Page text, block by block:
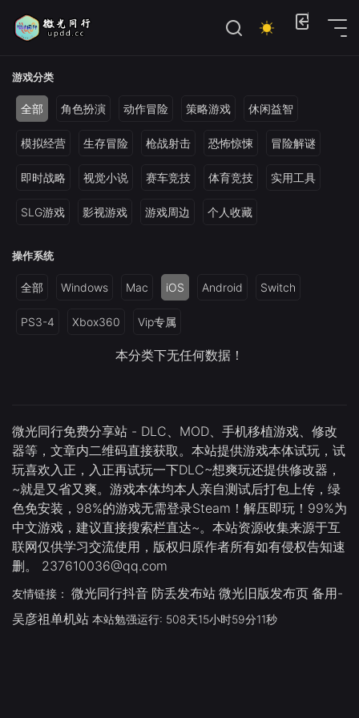
游戏分类
全部 角色扮演 动作冒险 策略游戏 休闲益智
模拟经营 生存冒险 枪战射击 恐怖惊悚 冒险解谜
即时战略 视觉小说 赛车竞技 体育竞技 实用工具
SLG游戏 影视游戏 游戏周边 个人收藏
操作系统
全部 Windows Mac iOS Android Switch
PS3-4 Xbox360 Vip专属
本分类下无任何数据！
微光同行免费分享站 - DLC、MOD、手机移植游戏、修改
器等，文章内二维码直接获取。本站提供游戏本体试玩，试
玩喜欢入正，入正再试玩一下DLC~想爽玩还提供修改器，
~就是又省又爽。游戏本体均本人亲自测试后打包上传，绿
色免安装，98%的游戏无需登录Steam！解压即玩！99%为
中文游戏，建议直接搜索栏直达~。本站资源收集来源于互
联网仅供学习交流使用，版权归原作者所有如有侵权告知速
删。 237610036@qq.com
友情链接： 微光同行抖音 防丢发布站 微光旧版发布页 备用-
吴彦祖单机站 本站勉强运行: 508天15小时59分11秒